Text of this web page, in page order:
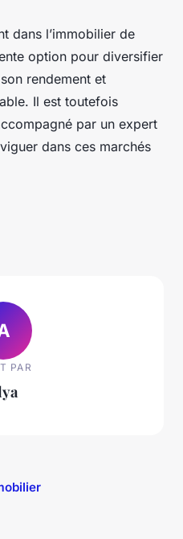
dans l’immobilier de
option pour diversifier
rendement et
Il est toutefois
par un expert
dans ces marchés
PAR